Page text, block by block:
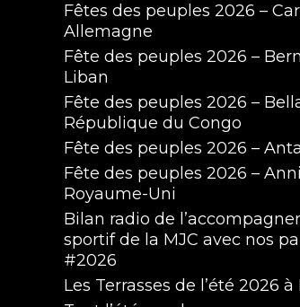
Fêtes des peuples 2026 –
Allemagne
Fête des peuples 2026 –
Liban
Fête des peuples 2026 –
République du Congo
Fête des peuples 2026 –
Fête des peuples 2026 –
Royaume-Uni
Bilan radio de
sportif de la MJC avec nos
#2026
Les Terrasses de l’été 2026